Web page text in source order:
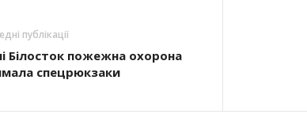
публікації
Білосток пожежна охорона
спецрюкзаки